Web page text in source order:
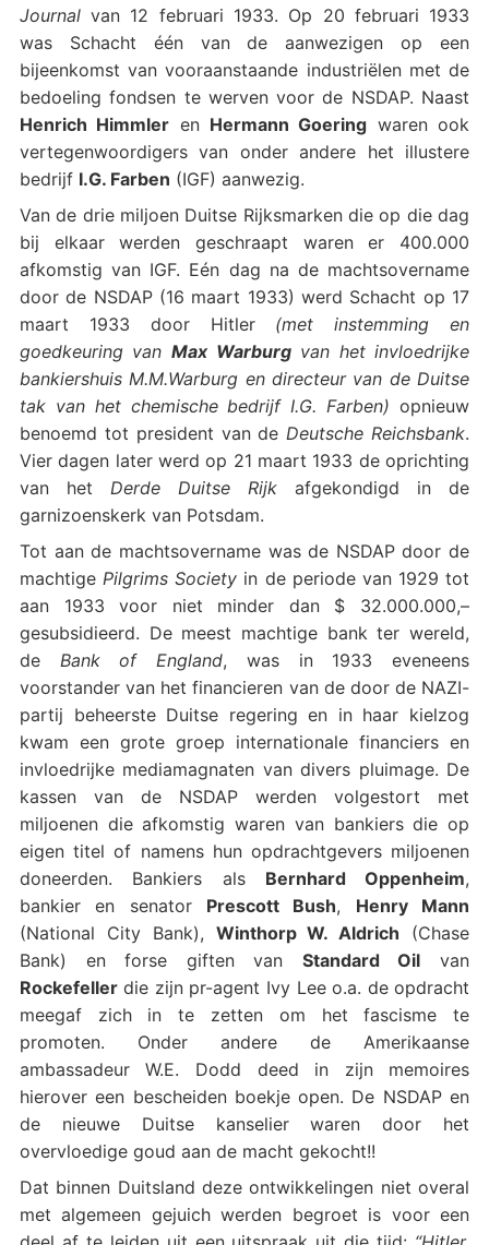
Journalvan 12 februari 1933. Op 20 februari 1933
was Schacht één van de aanwezigen op een
bijeenkomst van vooraanstaande industriëlen met de
bedoeling fondsen te werven voor de NSDAP. Naast
Henrich Himmler en Hermann Goering waren ook
vertegenwoordigers van onder andere het illustere
bedrijf I.G. Farben (IGF) aanwezig.
Van de drie miljoen Duitse Rijksmarken die op die dag
bij elkaar werden geschraapt waren er 400.000
afkomstig van IGF. Eén dag na de machtsovername
door de NSDAP (16 maart 1933) werd Schacht op 17
maart 1933 door Hitler (met instemming en
goedkeuring van Max Warburgvan het invloedrijke
bankiershuis M.M.Warburg en directeur van de Duitse
tak van het chemische bedrijf I.G. Farben) opnieuw
benoemd tot president van deDeutsche Reichsbank.
Vier dagen later werd op 21 maart 1933 de oprichting
van het Derde Duitse Rijk afgekondigd in de
garnizoenskerk van Potsdam.
Tot aan de machtsovername was de NSDAP door de
machtigePilgrims Society in de periode van 1929 tot
aan 1933 voor niet minder dan $ 32.000.000,–
gesubsidieerd. De meest machtige bank ter wereld,
de Bank of England, was in 1933 eveneens
voorstander van het financieren van de door de NAZI-
partij beheerste Duitse regering en in haar kielzog
kwam een grote groep internationale financiers en
invloedrijke mediamagnaten van divers pluimage. De
kassen van de NSDAP werden volgestort met
miljoenen die afkomstig waren van bankiers die op
eigen titel of namens hun opdrachtgevers miljoenen
doneerden. Bankiers als Bernhard Oppenheim,
bankier en senator Prescott Bush, Henry Mann
(National City Bank), Winthorp W. Aldrich (Chase
Bank) en forse giften van Standard Oil van
Rockefellerdie zijn pr-agent Ivy Lee o.a. de opdracht
meegaf zich in te zetten om het fascisme te
promoten. Onder andere de Amerikaanse
ambassadeur W.E. Dodd deed in zijn memoires
hierover een bescheiden boekje open. De NSDAP en
de nieuwe Duitse kanselier waren door het
overvloedige goud aan de macht gekocht!!
Dat binnen Duitsland deze ontwikkelingen niet overal
met algemeen gejuich werden begroet is voor een